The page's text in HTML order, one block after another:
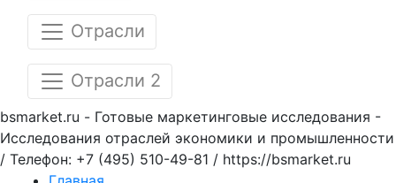
Отрасли
Отрасли 2
bsmarket.ru - Готовые маркетинговые исследования -
Исследования отраслей экономики и промышленности
/ Телефон: +7 (495) 510-49-81 / https://bsmarket.ru